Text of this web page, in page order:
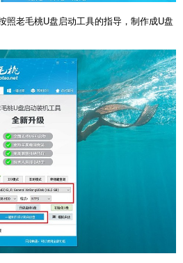
照老毛桃U盘启动工具的指导，制作成U盘